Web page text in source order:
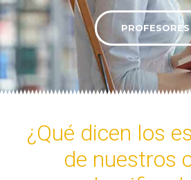
PROFESORES
¿Qué dicen los
de nuestros